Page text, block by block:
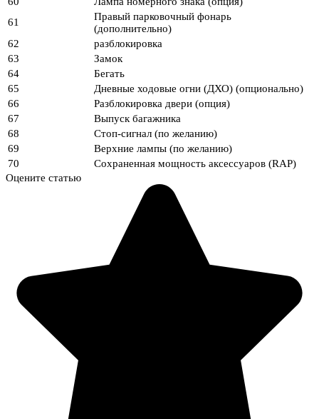
61
Правый парковочный фонарь
(дополнительно)
62
разблокировка
63
Замок
64
Бегать
65
Дневные ходовые огни (ДХО) (опционально)
66
Разблокировка двери (опция)
67
Выпуск багажника
68
Стоп-сигнал (по желанию)
69
Верхние лампы (по желанию)
70
Сохраненная мощность аксессуаров (RAP)
Оцените статью